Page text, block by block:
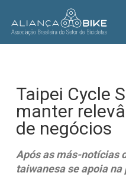
main
Taipei Cycle
manter
de negócios
Após as más-notícias
taiwanesa se apoia